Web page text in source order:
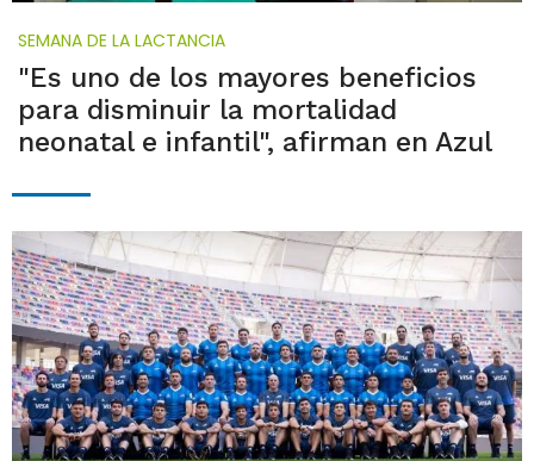
SEMANA DE LA LACTANCIA
"Es uno de los mayores beneficios
para disminuir la mortalidad
neonatal e infantil", afirman en Azul